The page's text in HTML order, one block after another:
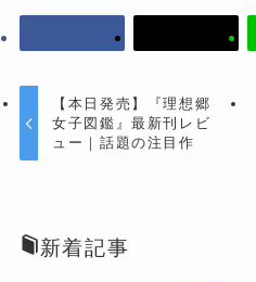
【本日発売】『理想郷
女子図鑑』最新刊レビ
ュー｜話題の注目作
新着記事